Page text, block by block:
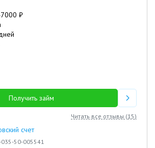
₽
Получить займ
Читать все отзывы (15)
счет
50-005541